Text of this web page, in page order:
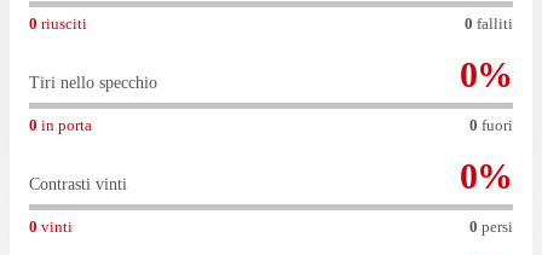
0 riusciti 0 falliti
Tiri nello specchio 0%
0 in porta 0 fuori
Contrasti vinti 0%
0 vinti 0 persi